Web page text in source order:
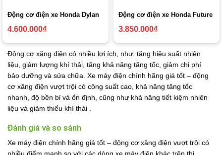
Động cơ điện xe Honda Dylan
4.600.000₫
Động cơ điện xe Honda Future
3.850.000₫
Động cơ xăng điện có nhiều lợi ích, như: tăng hiệu suất nhiên
liệu, giảm lượng khí thải, tăng khả năng tăng tốc, giảm chi phí
bảo dưỡng và sửa chữa. Xe máy điện chính hãng giá tốt – động
cơ xăng điện vượt trội có công suất cao, khả năng tăng tốc
nhanh, độ bền bỉ và ổn định, cũng như khả năng tiết kiệm nhiên
liệu và giảm thiểu khí thải .
Đánh giá và so sánh
Xe máy điện chính hãng giá tốt – động cơ xăng điện vượt trội có